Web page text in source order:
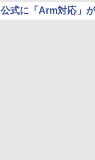
公式に「Arm対応」